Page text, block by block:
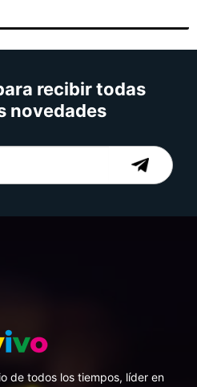
recibir todas
novedades
de todos los tiempos, líder en